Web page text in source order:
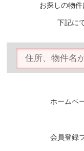
お探しの物件
下記に
ホームペ
会員登録